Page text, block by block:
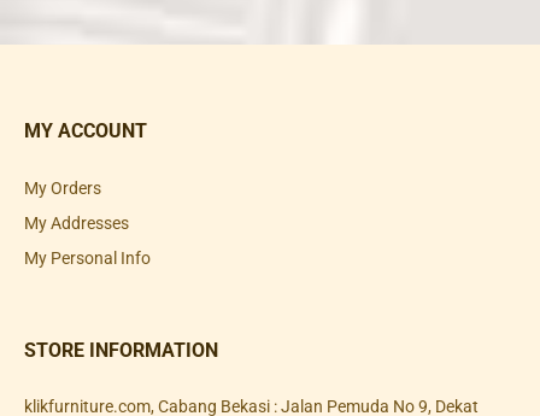
MY ACCOUNT
My Orders
My Addresses
My Personal Info
STORE INFORMATION
klikfurniture.com, Cabang Bekasi : Jalan Pemuda No 9, Dekat